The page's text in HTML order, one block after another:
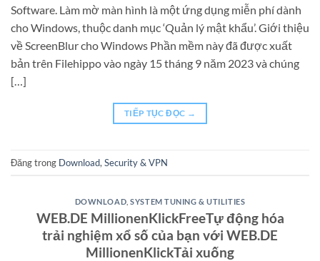
Software. Làm mờ màn hình là một ứng dụng miễn phí dành
cho Windows, thuộc danh mục ‘Quản lý mật khẩu’. Giới thiệu
về ScreenBlur cho Windows Phần mềm này đã được xuất
bản trên Filehippo vào ngày 15 tháng 9 năm 2023 và chúng
[…]
TIẾP TỤC ĐỌC →
Đăng trong Download, Security & VPN
DOWNLOAD ,SYSTEM TUNING & UTILITIES
WEB.DE MillionenKlickFreeTự động hóa
trải nghiệm xổ số của bạn với WEB.DE
MillionenKlickTải xuống